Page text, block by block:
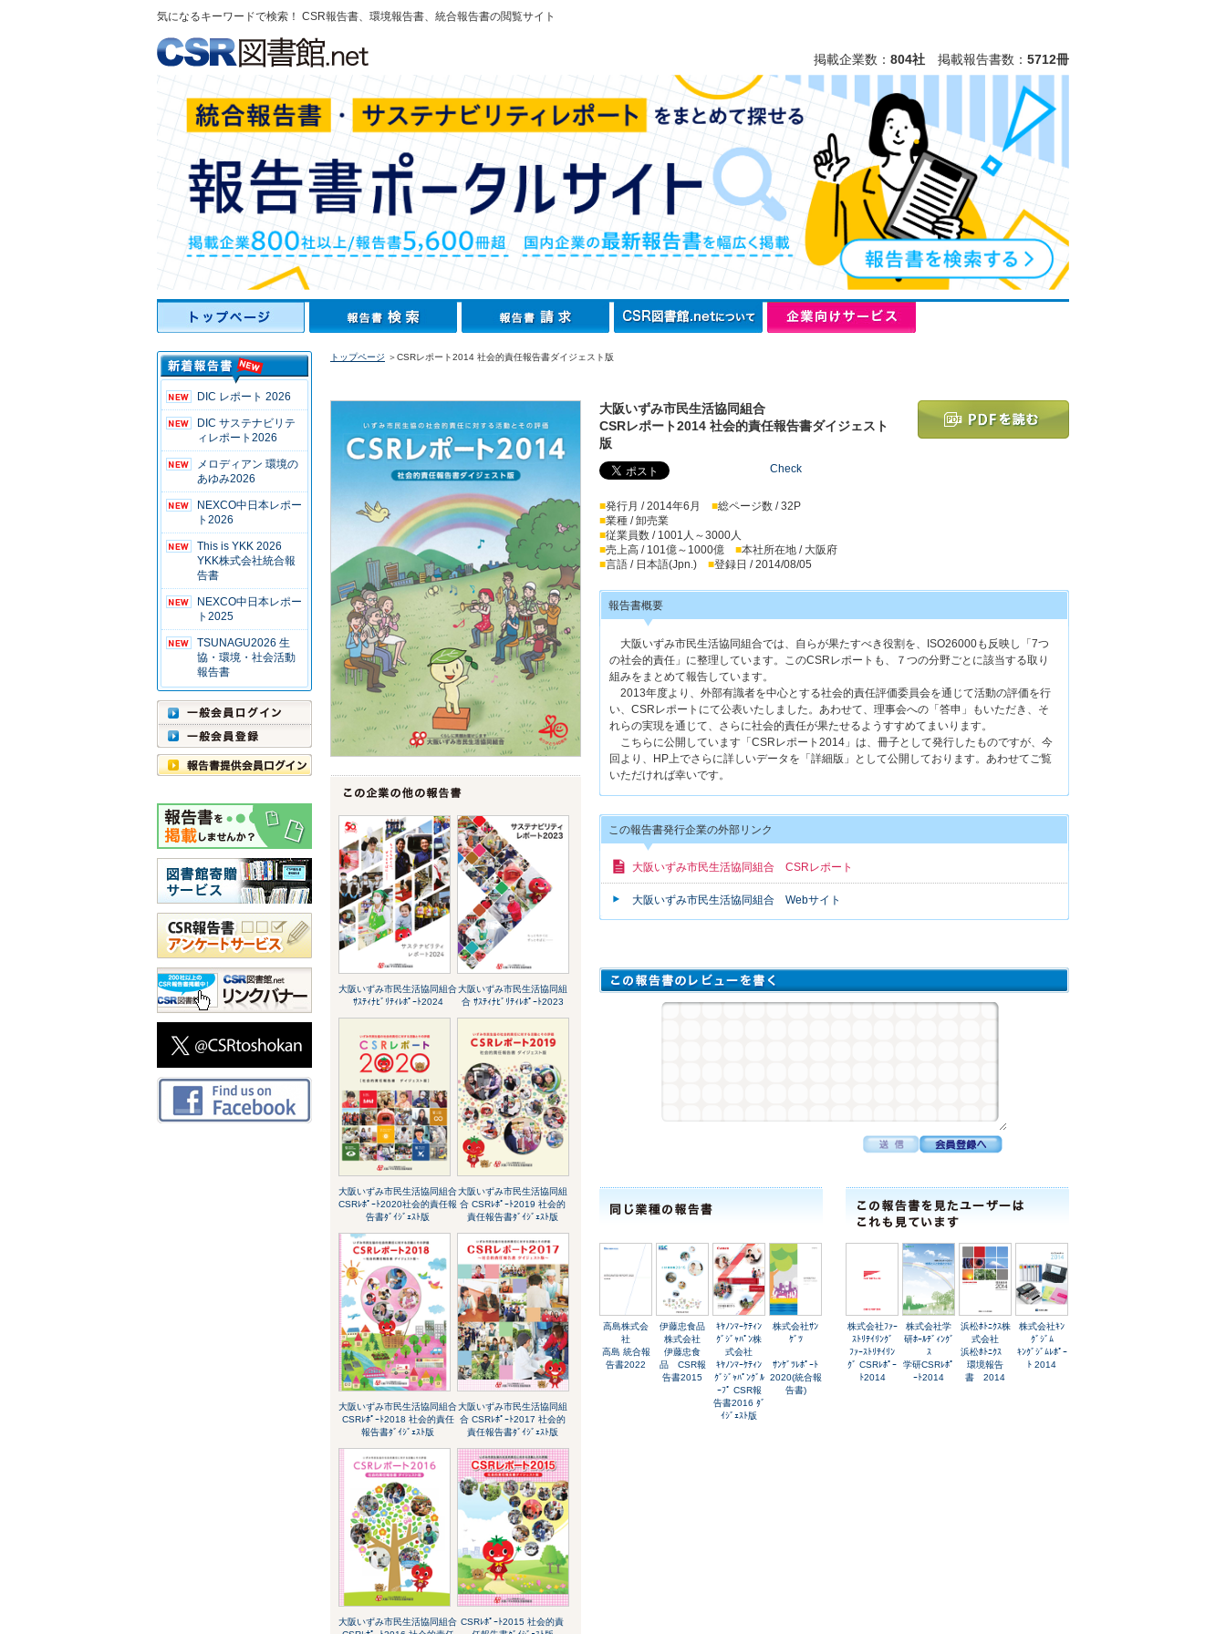
気になるキーワードで検索！ CSR報告書、環境報告書、統合報告書の閲覧サイト
掲載企業数： 804社 掲載報告書数： 5712冊
DIC レポート 2026
DIC サステナビリテ
ィレポート2026
メロディアン 環境の
あゆみ2026
NEXCO中日本レポー
ト2026
This is YKK 2026
YKK株式会社統合報
告書
NEXCO中日本レポー
ト2025
TSUNAGU2026 生
協・環境・社会活動
報告書
トップページ ＞CSRレポート2014 社会的責任報告書ダイジェスト版
大阪いずみ市民生活協同組合
ｻｽﾃｨﾅﾋﾞﾘﾃｨﾚﾎﾟｰﾄ2024
大阪いずみ市民生活協同組
合 ｻｽﾃｨﾅﾋﾞﾘﾃｨﾚﾎﾟｰﾄ2023
大阪いずみ市民生活協同組合
CSRﾚﾎﾟｰﾄ2020社会的責任報
告書ﾀﾞｲｼﾞｪｽﾄ版
大阪いずみ市民生活協同組
合 CSRﾚﾎﾟｰﾄ2019 社会的
責任報告書ﾀﾞｲｼﾞｪｽﾄ版
大阪いずみ市民生活協同組合
CSRﾚﾎﾟｰﾄ2018 社会的責任
報告書ﾀﾞｲｼﾞｪｽﾄ版
大阪いずみ市民生活協同組
合 CSRﾚﾎﾟｰﾄ2017 社会的
責任報告書ﾀﾞｲｼﾞｪｽﾄ版
大阪いずみ市民生活協同組合 CSRﾚﾎﾟｰﾄ2015 社会的責
大阪いずみ市民生活協同組合
CSRレポート2014 社会的責任報告書ダイジェスト
版
Check
■発行月 / 2014年6月 ■総ページ数 / 32P
■業種 / 卸売業
■従業員数 / 1001人～3000人
■売上高 / 101億～1000億 ■本社所在地 / 大阪府
■言語 / 日本語(Jpn.) ■登録日 / 2014/08/05
報告書概要
大阪いずみ市民生活協同組合では、自らが果たすべき役割を、ISO26000も反映し「7つ
の社会的責任」に整理しています。このCSRレポートも、７つの分野ごとに該当する取り
組みをまとめて報告しています。
2013年度より、外部有識者を中心とする社会的責任評価委員会を通じて活動の評価を行
い、CSRレポートにて公表いたしました。あわせて、理事会への「答申」もいただき、そ
れらの実現を通じて、さらに社会的責任が果たせるようすすめてまいります。
こちらに公開しています「CSRレポート2014」は、冊子として発行したものですが、今
回より、HP上でさらに詳しいデータを「詳細版」として公開しております。あわせてご覧
いただければ幸いです。
この報告書発行企業の外部リンク
大阪いずみ市民生活協同組合 CSRレポート
大阪いずみ市民生活協同組合 Webサイト
高島株式会
社
高島 統合報
告書2022
伊藤忠食品
株式会社
伊藤忠食
品 CSR報
告書2015
ｷﾔﾉﾝﾏｰｹﾃｨﾝ
ｸﾞｼﾞｬﾊﾟﾝ株
式会社
ｷﾔﾉﾝﾏｰｹﾃｨﾝ
ｸﾞｼﾞｬﾊﾟﾝｸﾞﾙ
ｰﾌﾟ CSR報
告書2016 ﾀﾞ
ｲｼﾞｪｽﾄ版
株式会社ｻﾝ
ｹﾞﾂ
ｻﾝｹﾞﾂﾚﾎﾟｰﾄ
2020(統合報
告書)
株式会社ﾌｧｰ
ｽﾄﾘﾃｲﾘﾝｸﾞ
ﾌｧｰｽﾄﾘﾃｲﾘﾝ
ｸﾞ CSRﾚﾎﾟｰ
ﾄ2014
株式会社学
研ﾎｰﾙﾃﾞｨﾝｸﾞ
ｽ
学研CSRﾚﾎﾟ
ｰﾄ2014
浜松ﾎﾄﾆｸｽ株
式会社
浜松ﾎﾄﾆｸｽ
環境報告
書 2014
株式会社ｷﾝ
ｸﾞｼﾞﾑ
ｷﾝｸﾞｼﾞﾑﾚﾎﾟｰ
ﾄ 2014